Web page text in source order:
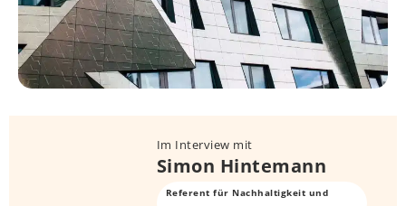
Im Interview mit
Simon Hintemann
Referent für Nachhaltigkeit und